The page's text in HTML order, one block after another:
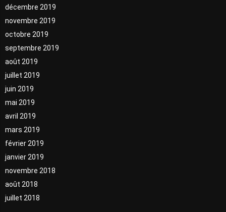
décembre 2019
novembre 2019
octobre 2019
septembre 2019
août 2019
juillet 2019
juin 2019
mai 2019
avril 2019
mars 2019
février 2019
janvier 2019
novembre 2018
août 2018
juillet 2018